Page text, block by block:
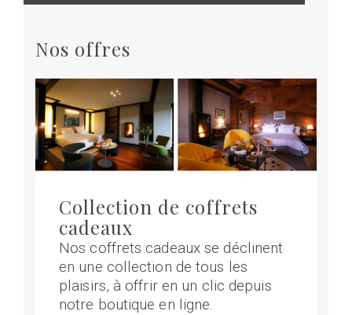
Nos offres
Collection de coffrets
cadeaux
Nos coffrets cadeaux se déclinent
en une collection de tous les
plaisirs, à offrir en un clic depuis
notre boutique en ligne.